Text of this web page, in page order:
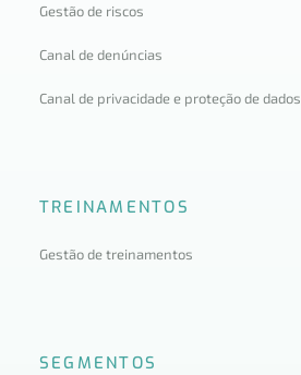
Gestão de riscos
Canal de denúncias
Canal de privacidade e proteção de dados
TREINAMENTOS
Gestão de treinamentos
SEGMENTOS